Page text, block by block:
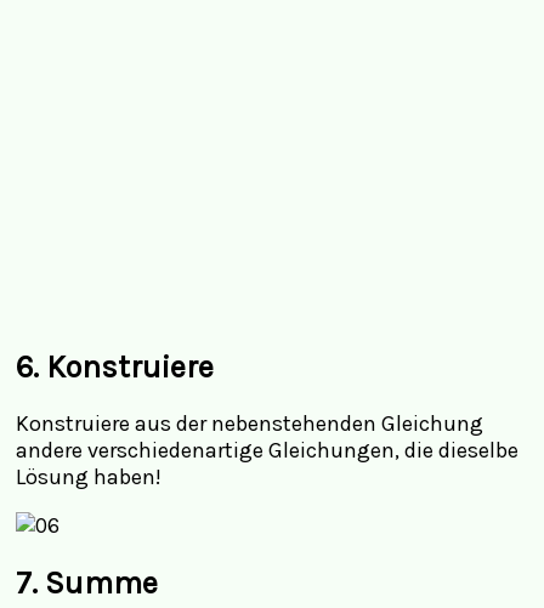
6. Konstruiere
Konstruiere aus der nebenstehenden Gleichung
andere verschiedenartige Gleichungen, die dieselbe
Lösung haben!
7. Summe